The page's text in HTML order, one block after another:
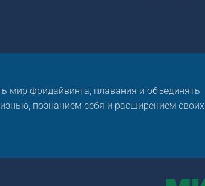
мир фридайвинга, плавания и объединять
познанием себя и расширением своих